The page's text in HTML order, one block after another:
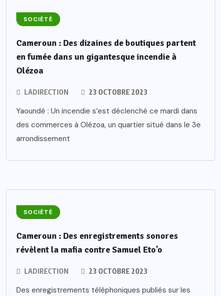
SOCIÉTÉ
Cameroun : Des dizaines de boutiques partent
en fumée dans un gigantesque incendie à
Olézoa
LADIRECTION 23 OCTOBRE 2023
Yaoundé : Un incendie s’est déclenché ce mardi dans
des commerces à Olézoa, un quartier situé dans le 3e
arrondissement
SOCIÉTÉ
Cameroun : Des enregistrements sonores
révèlent la mafia contre Samuel Eto’o
LADIRECTION 23 OCTOBRE 2023
Des enregistrements téléphoniques publiés sur les